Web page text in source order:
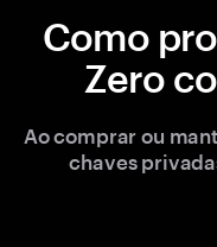
Como
Zero
Ao comprar ou
chaves